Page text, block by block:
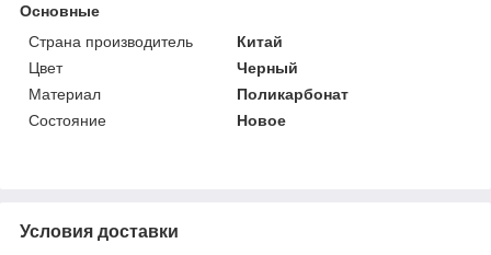
Основные
Страна производитель
Китай
Цвет
Черный
Материал
Поликарбонат
Состояние
Новое
Условия доставки